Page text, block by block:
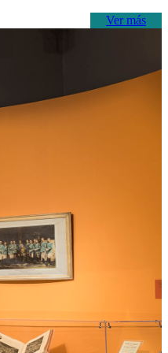
Ver más